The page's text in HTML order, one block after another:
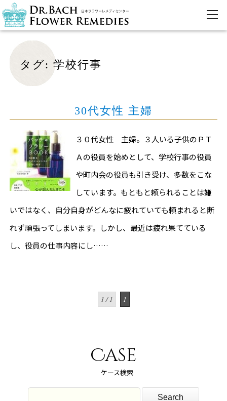
タグ: 学校行事
30代女性 主婦
３０代女性 主婦。３人いる子供のＰＴ
Ａの役員を始めとして、学校行事の役員
や町内会の役員も引き受け、多数をこな
しています。もともと頼られることは嫌
いではなく、自分自身がどんなに疲れていても頼まれると断
れず頑張ってしまいます。しかし、最近は疲れ果てている
し、役員の仕事内容にし……
1 / 1 1
Case
ケース検索